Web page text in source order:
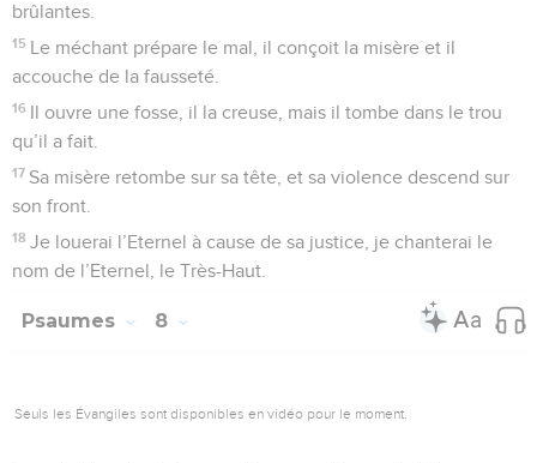
brûlantes.
15 Le méchant prépare le mal, il conçoit la misère et il
accouche de la fausseté.
16 Il ouvre une fosse, il la creuse, mais il tombe dans le trou
qu’il a fait.
17 Sa misère retombe sur sa tête, et sa violence descend sur
son front.
18 Je louerai l’Eternel à cause de sa justice, je chanterai le
nom de l’Eternel, le Très-Haut.
Psaumes 8
Seuls les Évangiles sont disponibles en vidéo pour le moment.